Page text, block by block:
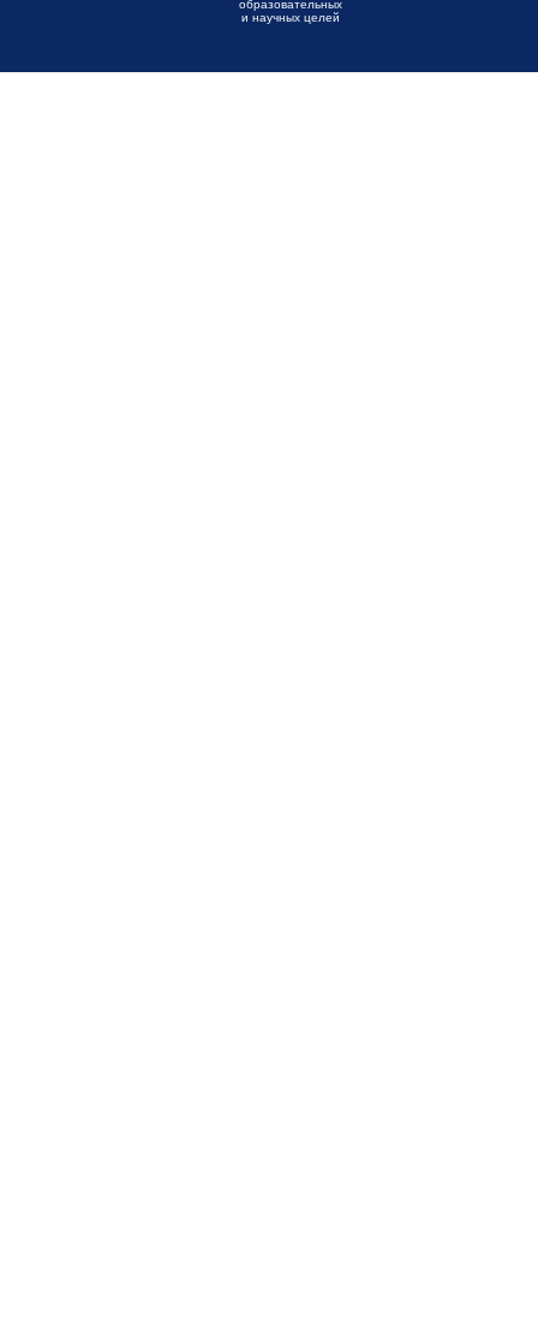
образовательных
и научных целей